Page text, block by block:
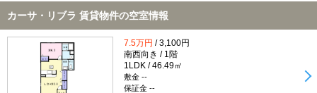
不動産会社から
TOP
カーサ・リブラ 賃貸物件の空室情報
7.5万円 / 3,100円
南西向き / 1階
1LDK / 46.49㎡
敷金 --
保証金 --